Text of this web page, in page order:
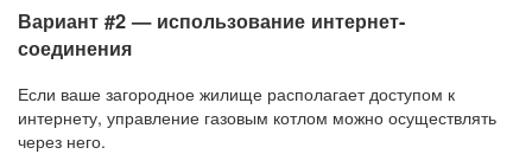
Вариант #2 — использование интернет-
соединения
Если ваше загородное жилище располагает доступом к
интернету, управление газовым котлом можно осуществлять
через него.